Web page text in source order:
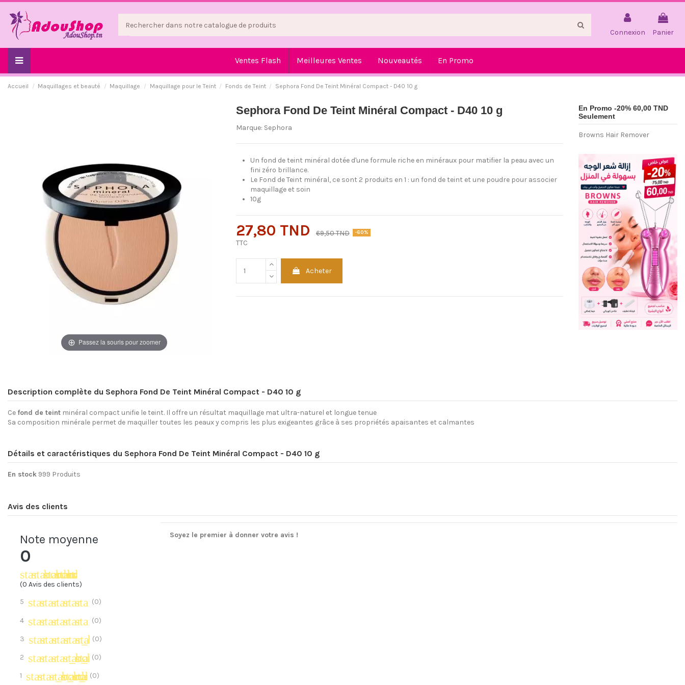
Connexion Panier
Ventes Flash Meilleures Ventes Nouveautés En Promo
Accueil Maquillages et beauté Maquillage Maquillage pour le Teint Fonds de Teint Sephora Fond De Teint Minéral Compact - D40 10 g
Passez la souris pour zoomer
Sephora Fond De Teint Minéral Compact - D40 10 g
Marque: Sephora
Un fond de teint minéral dotée d'une formule riche en minéraux pour matifier la peau avec un
fini zéro brillance.
Le Fond de Teint minéral, ce sont 2 produits en 1 : un fond de teint et une poudre pour associer
maquillage et soin
10g
27,80 TND 69,50 TND -60%
TTC
Acheter
En Promo -20% 60,00 TND
Seulement
Browns Hair Remover
Description complète du Sephora Fond De Teint Minéral Compact - D40 10 g
Ce fond de teint minéral compact unifie le teint. Il offre un résultat maquillage mat ultra-naturel et longue tenue
Sa composition minérale permet de maquiller toutes les peaux y compris les plus exigeantes grâce à ses propriétés apaisantes et calmantes
Détails et caractéristiques du Sephora Fond De Teint Minéral Compact - D40 10 g
En stock 999 Produits
Avis des clients
Note moyenne
0
star_border
star_border
star_border
star_border
star_border
(0 Avis des clients)
5 starstarstarstarstar(0)
4 starstarstarstarstar_border
(0)
3 starstarstarstar_border
star_border
(0)
2 starstarstar_border
star_border
star_border
(0)
1 starstar_border
star_border
star_border
star_border
(0)
Soyez le premier à donner votre avis !